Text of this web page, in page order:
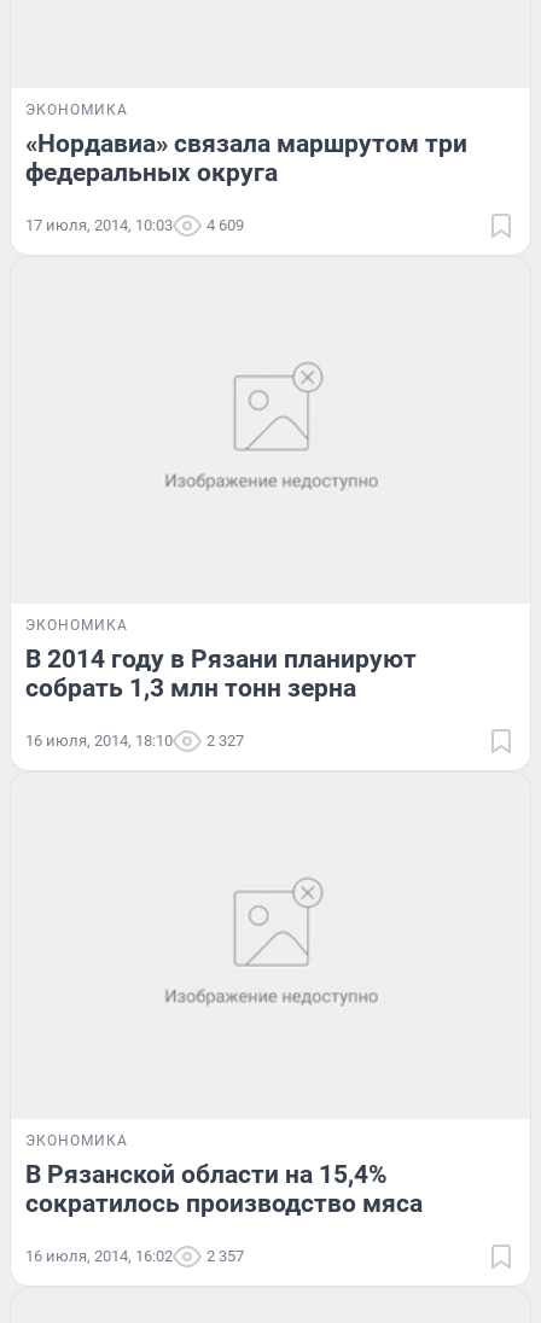
ЭКОНОМИКА
«Нордавиа» связала маршрутом три
федеральных округа
17 июля, 2014, 10:03 4 609
ЭКОНОМИКА
В 2014 году в Рязани планируют
собрать 1,3 млн тонн зерна
16 июля, 2014, 18:10 2 327
ЭКОНОМИКА
В Рязанской области на 15,4%
сократилось производство мяса
16 июля, 2014, 16:02 2 357